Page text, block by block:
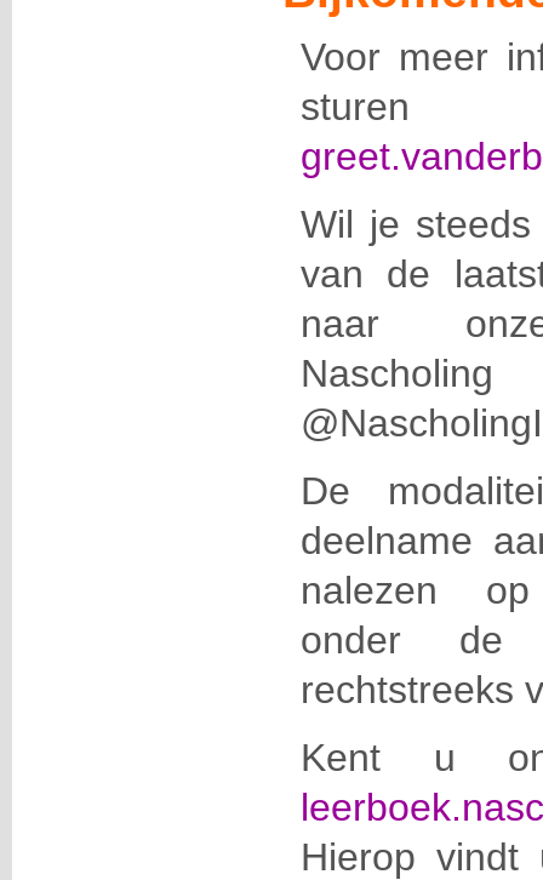
Voor meer
Wil je
van de
naar
De
deelname
nalezen
onder de
rechtstreeks
Kent u
Hierop vindt